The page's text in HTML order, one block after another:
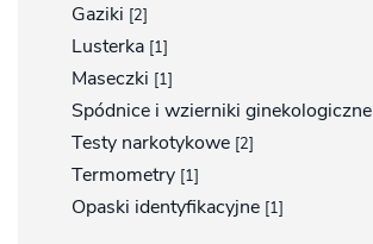
Gaziki [2]
Lusterka [1]
Maseczki [1]
Spódnice i wzierniki ginekologiczne
Testy narkotykowe [2]
Termometry [1]
Opaski identyfikacyjne [1]